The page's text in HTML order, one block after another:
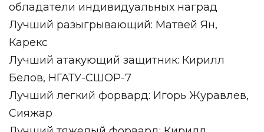
обладатели индивидуальных наград
Лучший разыгрывающий: Матвей Ян,
Карекс
Лучший атакующий защитник: Кирилл
Белов, НГАТУ-СШОР-7
Лучший легкий форвард: Игорь Журавлев,
Сияжар